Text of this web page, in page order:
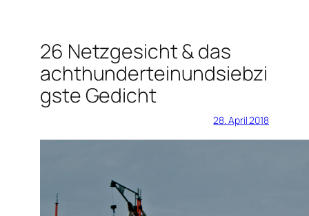
26 Netzgesicht & das
achthunderteinundsiebzi
gste Gedicht
28. April 2018